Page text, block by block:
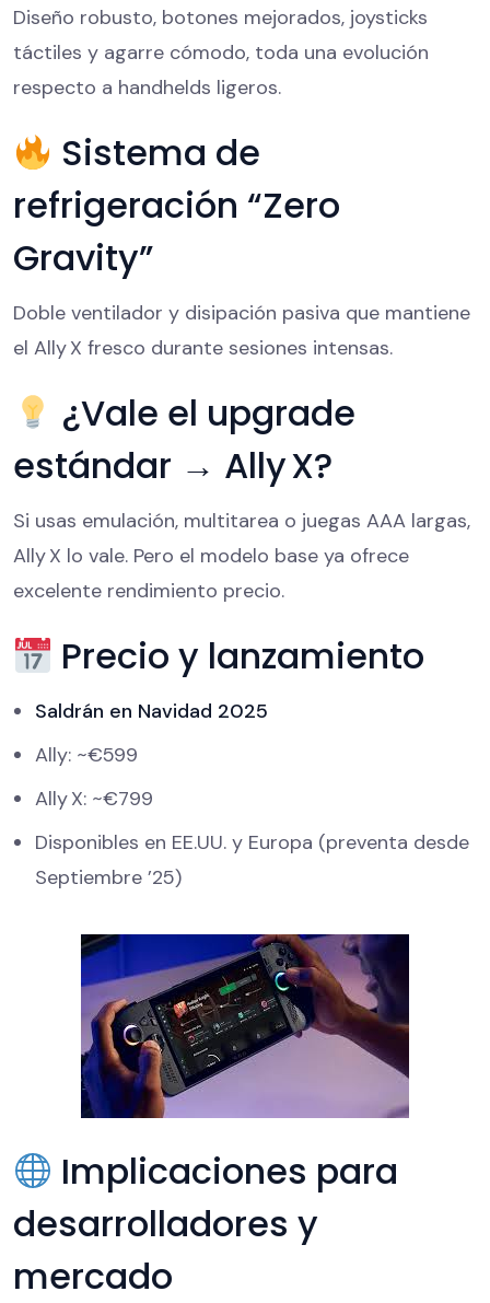
Diseño robusto, botones mejorados, joysticks
táctiles y agarre cómodo, toda una evolución
respecto a handhelds ligeros.
Sistema de
refrigeración “Zero
Gravity”
Doble ventilador y disipación pasiva que mantiene
el Ally X fresco durante sesiones intensas.
¿Vale el upgrade
estándar → Ally X?
Si usas emulación, multitarea o juegas AAA largas,
Ally X lo vale. Pero el modelo base ya ofrece
excelente rendimiento precio.
Precio y lanzamiento
Saldrán en Navidad 2025
Ally: ~€599
Ally X: ~€799
Disponibles en EE.UU. y Europa (preventa desde
Septiembre ’25)
Implicaciones para
desarrolladores y
mercado